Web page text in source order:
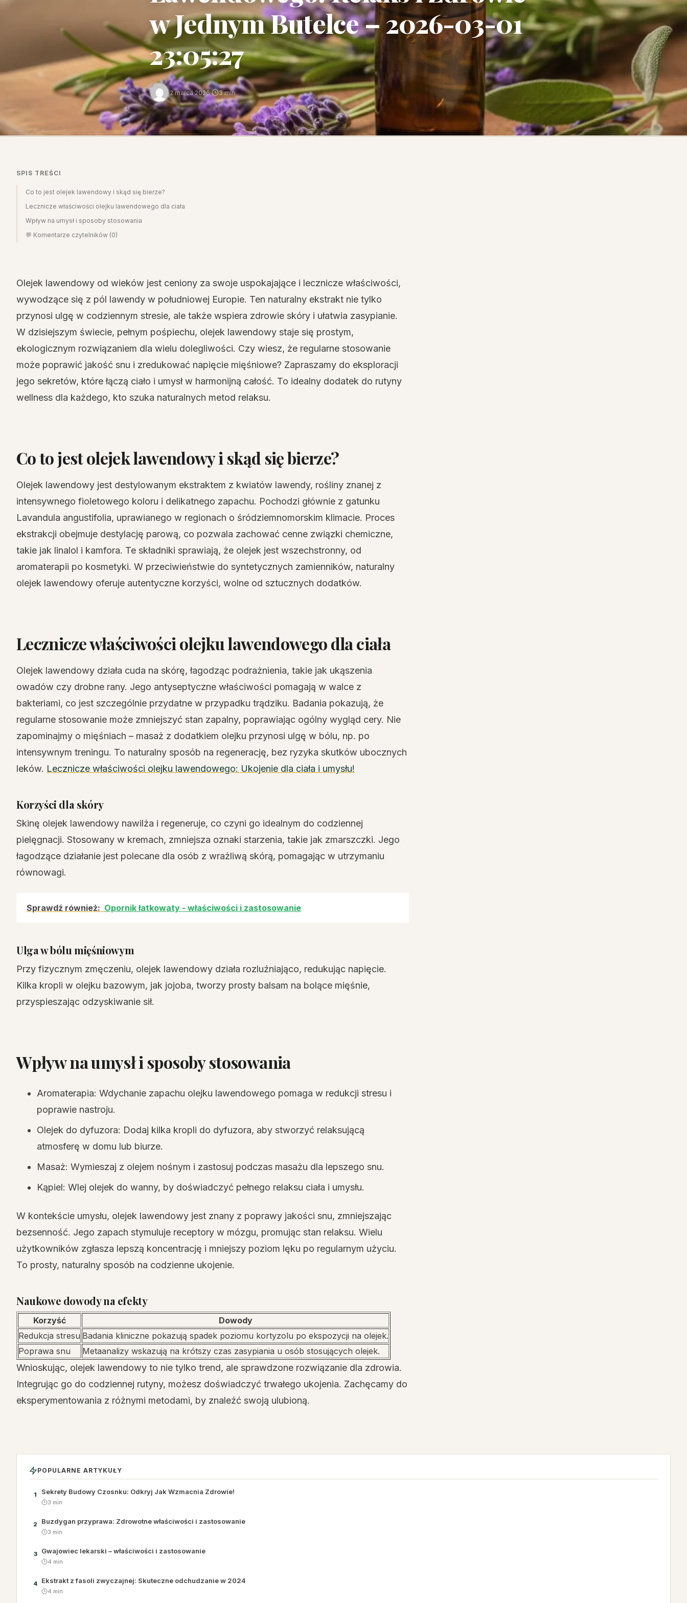
w Jednym Butelce – 2026-03-01
23:05:27
2 marca 2026· 3 min
SPIS TREŚCI
Co to jest olejek lawendowy i skąd się bierze?
Lecznicze właściwości olejku lawendowego dla ciała
Wpływ na umysł i sposoby stosowania
💬 Komentarze czytelników (0)
Olejek lawendowy od wieków jest ceniony za swoje uspokajające i lecznicze właściwości,
wywodzące się z pól lawendy w południowej Europie. Ten naturalny ekstrakt nie tylko
przynosi ulgę w codziennym stresie, ale także wspiera zdrowie skóry i ułatwia zasypianie.
W dzisiejszym świecie, pełnym pośpiechu, olejek lawendowy staje się prostym,
ekologicznym rozwiązaniem dla wielu dolegliwości. Czy wiesz, że regularne stosowanie
może poprawić jakość snu i zredukować napięcie mięśniowe? Zapraszamy do eksploracji
jego sekretów, które łączą ciało i umysł w harmonijną całość. To idealny dodatek do rutyny
wellness dla każdego, kto szuka naturalnych metod relaksu.
Co to jest olejek lawendowy i skąd się bierze?
Olejek lawendowy jest destylowanym ekstraktem z kwiatów lawendy, rośliny znanej z
intensywnego fioletowego koloru i delikatnego zapachu. Pochodzi głównie z gatunku
Lavandula angustifolia, uprawianego w regionach o śródziemnomorskim klimacie. Proces
ekstrakcji obejmuje destylację parową, co pozwala zachować cenne związki chemiczne,
takie jak linalol i kamfora. Te składniki sprawiają, że olejek jest wszechstronny, od
aromaterapii po kosmetyki. W przeciwieństwie do syntetycznych zamienników, naturalny
olejek lawendowy oferuje autentyczne korzyści, wolne od sztucznych dodatków.
Lecznicze właściwości olejku lawendowego dla ciała
Olejek lawendowy działa cuda na skórę, łagodząc podrażnienia, takie jak ukąszenia
owadów czy drobne rany. Jego antyseptyczne właściwości pomagają w walce z
bakteriami, co jest szczególnie przydatne w przypadku trądziku. Badania pokazują, że
regularne stosowanie może zmniejszyć stan zapalny, poprawiając ogólny wygląd cery. Nie
zapominajmy o mięśniach – masaż z dodatkiem olejku przynosi ulgę w bólu, np. po
intensywnym treningu. To naturalny sposób na regenerację, bez ryzyka skutków ubocznych
leków. Lecznicze właściwości olejku lawendowego: Ukojenie dla ciała i umysłu!
Korzyści dla skóry
Skinę olejek lawendowy nawilża i regeneruje, co czyni go idealnym do codziennej
pielęgnacji. Stosowany w kremach, zmniejsza oznaki starzenia, takie jak zmarszczki. Jego
łagodzące działanie jest polecane dla osób z wrażliwą skórą, pomagając w utrzymaniu
równowagi.
Sprawdź również: Opornik łatkowaty - właściwości i zastosowanie
Ulga w bólu mięśniowym
Przy fizycznym zmęczeniu, olejek lawendowy działa rozluźniająco, redukując napięcie.
Kilka kropli w olejku bazowym, jak jojoba, tworzy prosty balsam na bolące mięśnie,
przyspieszając odzyskiwanie sił.
Wpływ na umysł i sposoby stosowania
Aromaterapia: Wdychanie zapachu olejku lawendowego pomaga w redukcji stresu i
poprawie nastroju.
Olejek do dyfuzora: Dodaj kilka kropli do dyfuzora, aby stworzyć relaksującą
atmosferę w domu lub biurze.
Masaż: Wymieszaj z olejem nośnym i zastosuj podczas masażu dla lepszego snu.
Kąpiel: Wlej olejek do wanny, by doświadczyć pełnego relaksu ciała i umysłu.
W kontekście umysłu, olejek lawendowy jest znany z poprawy jakości snu, zmniejszając
bezsenność. Jego zapach stymuluje receptory w mózgu, promując stan relaksu. Wielu
użytkowników zgłasza lepszą koncentrację i mniejszy poziom lęku po regularnym użyciu.
To prosty, naturalny sposób na codzienne ukojenie.
Naukowe dowody na efekty
Korzyść
Dowody
Redukcja stresu Badania kliniczne pokazują spadek poziomu kortyzolu po ekspozycji na olejek.
Poprawa snu
Metaanalizy wskazują na krótszy czas zasypiania u osób stosujących olejek.
Wnioskując, olejek lawendowy to nie tylko trend, ale sprawdzone rozwiązanie dla zdrowia.
Integrując go do codziennej rutyny, możesz doświadczyć trwałego ukojenia. Zachęcamy do
eksperymentowania z różnymi metodami, by znaleźć swoją ulubioną.
POPULARNE ARTYKUŁY
1 Sekrety Budowy Czosnku: Odkryj Jak Wzmacnia Zdrowie!
3 min
2 Buzdygan przyprawa: Zdrowotne właściwości i zastosowanie
3 min
3 Gwajowiec lekarski – właściwości i zastosowanie
4 min
4 Ekstrakt z fasoli zwyczajnej: Skuteczne odchudzanie w 2024
4 min